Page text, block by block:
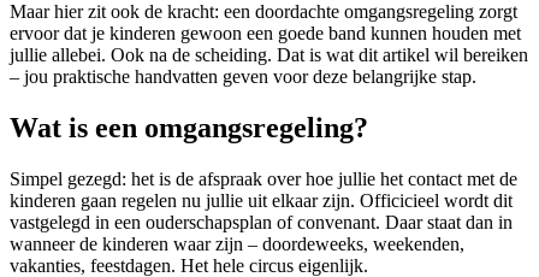
Maar hier zit ook de kracht: een doordachte omgangsregeling zorgt
ervoor dat je kinderen gewoon een goede band kunnen houden met
jullie allebei. Ook na de scheiding. Dat is wat dit artikel wil bereiken
– jou praktische handvatten geven voor deze belangrijke stap.
Wat is een omgangsregeling?
Simpel gezegd: het is de afspraak over hoe jullie het contact met de
kinderen gaan regelen nu jullie uit elkaar zijn. Officicieel wordt dit
vastgelegd in een ouderschapsplan of convenant. Daar staat dan in
wanneer de kinderen waar zijn – doordeweeks, weekenden,
vakanties, feestdagen. Het hele circus eigenlijk.